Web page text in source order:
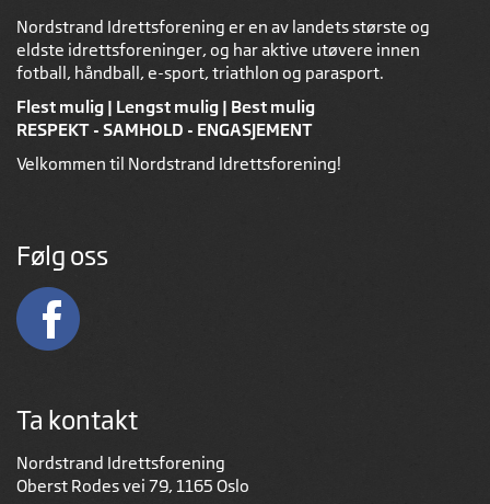
Nordstrand Idrettsforening er en av landets største og
eldste idrettsforeninger, og har aktive utøvere innen
fotball, håndball, e-sport, triathlon og parasport.
Flest mulig | Lengst mulig | Best mulig
RESPEKT - SAMHOLD - ENGASJEMENT
Velkommen til Nordstrand Idrettsforening!
Følg oss
Ta kontakt
Nordstrand Idrettsforening
Oberst Rodes vei 79, 1165 Oslo